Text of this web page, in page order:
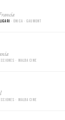
· Única · Gaumont
· Malba Cine
· Malba Cine